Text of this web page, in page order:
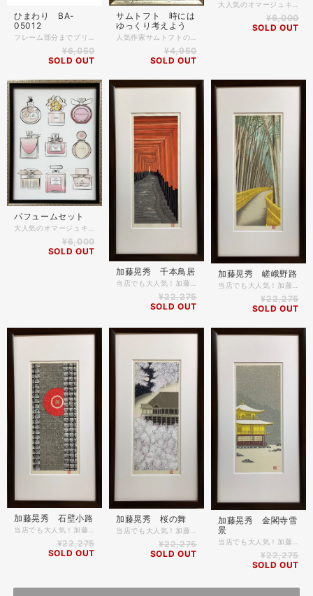
ひまわり BA-
05012
¥6,050
SOLD OUT
サムトフト 時には
ゆっくり考えよう
¥4,950
SOLD OUT
大人気のオマージュキャンバスアートです✨ 様々なブランドのスタイリッシュでかわいいモチーフをキャンバスにプリント！ 表面はガラスやアクリルが無くキャンバスに直接フレームが付いていますので、とても軽く掛けやすい商品となっております。 価格はセールにより8800円が6000円で販売しています！ 作品名 アクセサリーズ3(s) 作家名 マルティナ パブロバ 額外寸 43㎝×33㎝ 厚さ2㎝ 表面はガラス等が無くキャンバス剥き出しです。
¥6,000
SOLD OUT
パフュームセット
¥6,000
SOLD OUT
加藤晃秀 千本鳥居
¥22,275
SOLD OUT
加藤晃秀 嵯峨野路
¥22,275
SOLD OUT
加藤晃秀 石壁小路
¥22,275
SOLD OUT
加藤晃秀 桜の舞
当店でも大人気！加藤晃秀の木版画です。 京の四季を鮮やかな色彩で表現、和室でも洋室でも飾れるモダンな木版画です。 季節毎に掛け替えを楽しんだり、海外の方へのプレゼントにも大変人気の商品です。 額縁付きですのですぐに飾って楽しんでいただけます。 ＊商品詳細 木版画 作家名 加藤晃秀 作品名 桜の舞 額縁 木製 コクタン マット付き 表面アクリル仕様 額縁外寸 約52.8cm×28.0cm 作品部分寸法 約33cm×14cm
¥22,275
SOLD OUT
加藤晃秀 金閣寺雪
景
¥22,275
SOLD OUT